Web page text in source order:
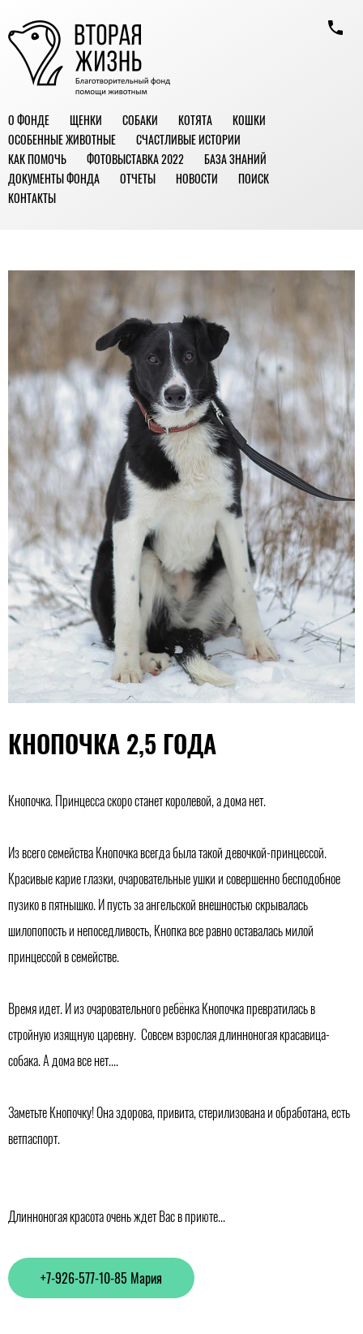
О ФОНДЕ ЩЕНКИ СОБАКИ КОТЯТА
КОШКИ
ОСОБЕННЫЕ ЖИВОТНЫЕ
СЧАСТЛИВЫЕ ИСТОРИИ
КАК ПОМОЧЬ
ФОТОВЫСТАВКА 2022
БАЗА ЗНАНИЙ
ДОКУМЕНТЫ ФОНДА
ОТЧЕТЫ НОВОСТИ
ПОИСК
КОНТАКТЫ
КНОПОЧКА 2,5 ГОДА
Кнопочка. Принцесса скоро станет королевой, а дома нет.
Из всего семейства Кнопочка всегда была такой девочкой-принцессой.
Красивые карие глазки, очаровательные ушки и совершенно бесподобное
пузико в пятнышко. И пусть за ангельской внешностью скрывалась
шилопопость и непоседливость, Кнопка все равно оставалась милой
принцессой в семействе.
Время идет. И из очаровательного ребёнка Кнопочка превратилась в
стройную изящную царевну. Совсем взрослая длинноногая красавица-
собака. А дома все нет....
Заметьте Кнопочку! Она здорова, привита, стерилизована и обработана, есть
ветпаспорт.
Длинноногая красота очень ждет Вас в приюте...
+7-926-577-10-85 Мария